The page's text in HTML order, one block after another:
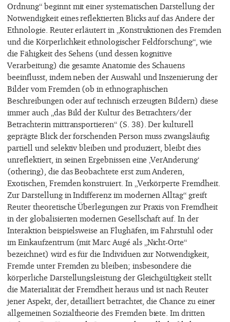
Ordnung“ beginnt mit einer systematischen Darstellung der
Notwendigkeit eines reflektierten Blicks auf das Andere der
Ethnologie. Reuter erläutert in „Konstruktionen des Fremden
und die Körperlichkeit ethnologischer Feldforschung“, wie
die Fähigkeit des Sehens (und dessen kognitive
Verarbeitung) die gesamte Anatomie des Schauens
beeinflusst, indem neben der Auswahl und Inszenierung der
Bilder vom Fremden (ob in ethnographischen
Beschreibungen oder auf technisch erzeugten Bildern) diese
immer auch „das Bild der Kultur des Betrachters/der
Betrachterin mittransportieren“ (S. 38). Der kulturell
geprägte Blick der forschenden Person muss zwangsläufig
partiell und selektiv bleiben und produziert, bleibt dies
unreflektiert, in seinen Ergebnissen eine ‚VerAnderung‘
(othering), die das Beobachtete erst zum Anderen,
Exotischen, Fremden konstruiert. In „Verkörperte Fremdheit.
Zur Darstellung in Indifferenz im modernen Alltag“ greift
Reuter theoretische Überlegungen zur Praxis von Fremdheit
in der globalisierten modernen Gesellschaft auf. In der
Interaktion beispielsweise an Flughäfen, im Fahrstuhl oder
im Einkaufzentrum (mit Marc Augé als „Nicht-Orte“
bezeichnet) wird es für die Individuen zur Notwendigkeit,
Fremde unter Fremden zu bleiben; insbesondere die
körperliche Darstellungsleistung der Gleichgültigkeit stellt
die Materialität der Fremdheit heraus und ist nach Reuter
jener Aspekt, der, detailliert betrachtet, die Chance zu einer
allgemeinen Sozialtheorie des Fremden biete. Im dritten